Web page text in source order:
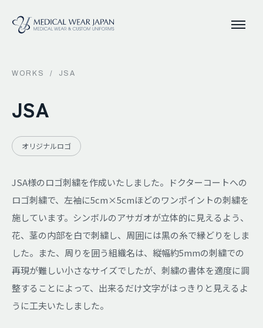
WORKS / JSA
JSA
オリジナルロゴ
JSA様のロゴ刺繍を作成いたしました。ドクターコートへの
ロゴ刺繍で、左袖に5cm×5cmほどのワンポイントの刺繍を
施しています。シンボルのアサガオが立体的に見えるよう、
花、茎の内部を白で刺繍し、周囲には黒の糸で縁どりをしま
した。また、周りを囲う組織名は、縦幅約5mmの刺繍での
再現が難しい小さなサイズでしたが、刺繍の書体を適度に調
整することによって、出来るだけ文字がはっきりと見えるよ
うに工夫いたしました。